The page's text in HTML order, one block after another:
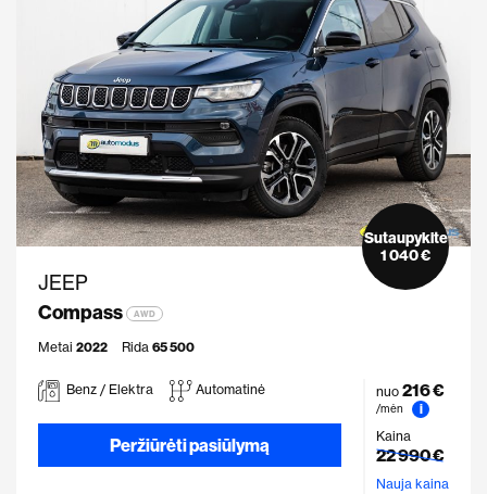
JEEP
Compass
AWD
Metai 2022 Rida 65 500
Sutaupykite
1 040 €
Benz / Elektra Automatinė
Peržiūrėti pasiūlymą
nuo 216 €
/mėn
i
Kaina
22 990 €
Nauja kaina